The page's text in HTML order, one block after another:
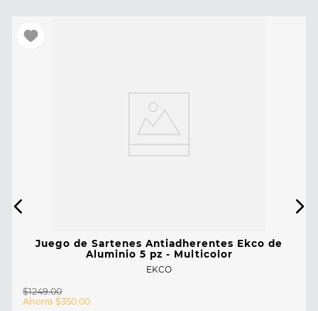
Juego de Sartenes Antiadherentes Ekco de
Aluminio 5 pz - Multicolor
EKCO
$1249.00
Ahorra $350.00